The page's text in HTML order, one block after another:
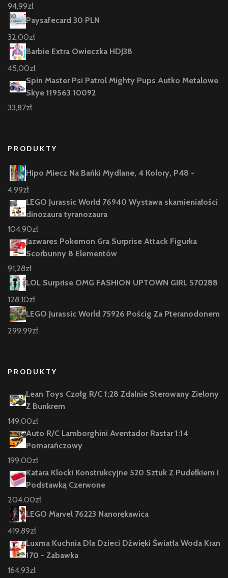
94,99zł
Paysafecard 30 PLN
32,00zł
Barbie Extra Owieczka HDJ38
45,00zł
Spin Master Psi Patrol Mighty Pups Autko Metalowe
Skye 119563 10092
33,87zł
PRODUKTY
Hipo Miecz Na Bańki Mydlane, 4 Kolory, P48 -
4,99zł
LEGO Jurassic World 76940 Wystawa skamieniałości
dinozaura tyranozaura
104,90zł
Jazwares Pokemon Gra Surprise Attack Figurka
Scorbunny 8 Elementów
91,28zł
LOL Surprise OMG FASHION UPTOWN GIRL 570288
128,10zł
LEGO Jurassic World 75926 Pościg Za Pteranodonem
299,99zł
PRODUKTY
Lean Toys Czołg R/C 1:28 Zdalnie Sterowany Zielony
Z Bunkrem
149,00zł
Auto R/C Lamborghini Aventador Rastar 1:14
Pomarańczowy
199,00zł
Katara Klocki Konstrukcyjne 520 Sztuk Z Pudełkiem I
Podstawką Czerwone
204,00zł
LEGO Marvel 76223 Nanorękawica
419,89zł
Luxma Kuchnia Dla Dzieci Dźwięki Światła Woda Kran
170 - Zabawka
164,93zł